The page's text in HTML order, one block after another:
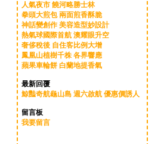
人氣夜市 饒河略勝士林
拳頭大煎包 兩面煎香酥脆
神話變創作 美容造型妙設計
熱氣球國際首航 澳耀眼升空
奢侈稅後 自住客比例大增
鳳凰山植樹千株 各界響應
蘋果車輪餅 白蘭地提香氣
最新回覆
鯨豔奇航龜山島 週六啟航 優惠價誘人
留言板
我要留言